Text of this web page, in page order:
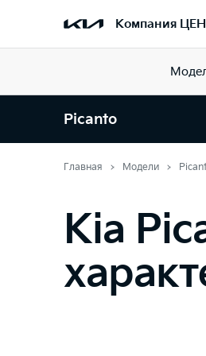
Компания
Picanto
Главная Модели
Kia